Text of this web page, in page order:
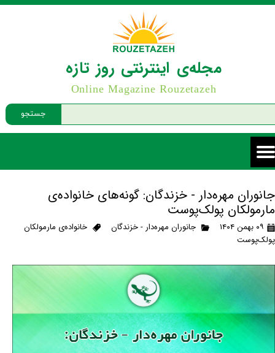
جستجو
مجله‌ی اینترنتی روز تازه
Online Magazine Rouzetazeh
جانوران مهره‌دار - خزندگان: گونه‌های خانواده‌ی
مارمولکان پولک‌پوست
۰۹ بهمن ۱۴۰۴ جانوران مهره‌دار - خزندگان
خانواده‌ی مارمولکان
پولک‌پوست